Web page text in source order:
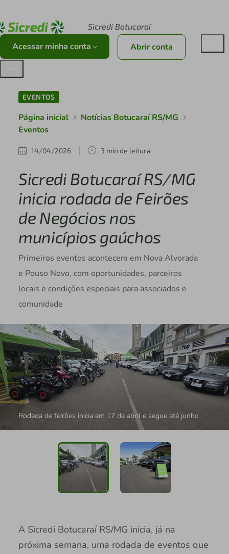
Sicredi Botucaraí
Acessar minha conta Abrir conta
EVENTOS
Página inicial
Notícias Botucaraí RS/MG
Eventos
14/04/2026 3 min de leitura
Sicredi Botucaraí RS/MG
inicia rodada de Feirões
de Negócios nos
municípios gaúchos
Primeiros eventos acontecem em Nova Alvorada
e Pouso Novo, com oportunidades, parceiros
locais e condições especiais para associados e
comunidade
Rodada de feirões inicia em 17 de abril e segue até junho
A Sicredi Botucaraí RS/MG inicia, já na
próxima semana, uma rodada de eventos que